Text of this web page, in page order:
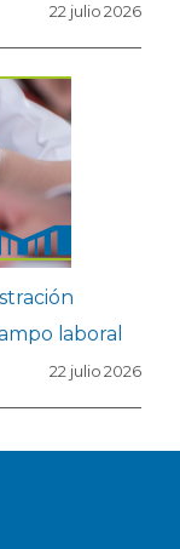
22 julio 2026
laboral
22 julio 2026